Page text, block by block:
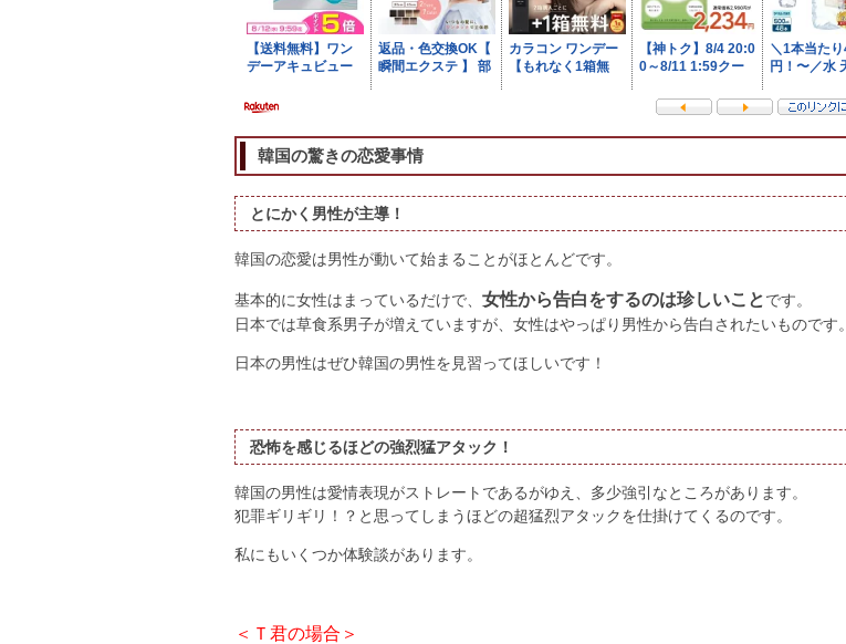
韓国の驚きの恋愛事情
とにかく男性が主導！
韓国の恋愛は男性が動いて始まることがほとんどです。
基本的に女性はまっているだけで、 女性から告白をするのは珍しいことです。
日本では草食系男子が増えていますが、女性はやっぱり男性から告白されたいものです。
日本の男性はぜひ韓国の男性を見習ってほしいです！
恐怖を感じるほどの強烈猛アタック！
韓国の男性は愛情表現がストレートであるがゆえ、多少強引なところがあります。
犯罪ギリギリ！？と思ってしまうほどの超猛烈アタックを仕掛けてくるのです。
私にもいくつか体験談があります。
＜Ｔ君の場合＞